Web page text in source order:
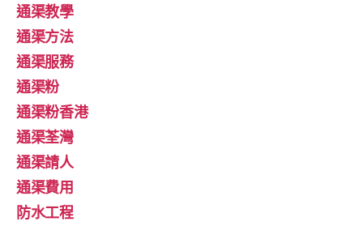
通渠教學
通渠方法
通渠服務
通渠粉
通渠粉香港
通渠荃灣
通渠請人
通渠費用
防水工程